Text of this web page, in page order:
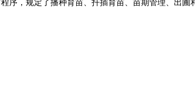
序，规定了播种育苗、扦插育苗、苗期管理、出